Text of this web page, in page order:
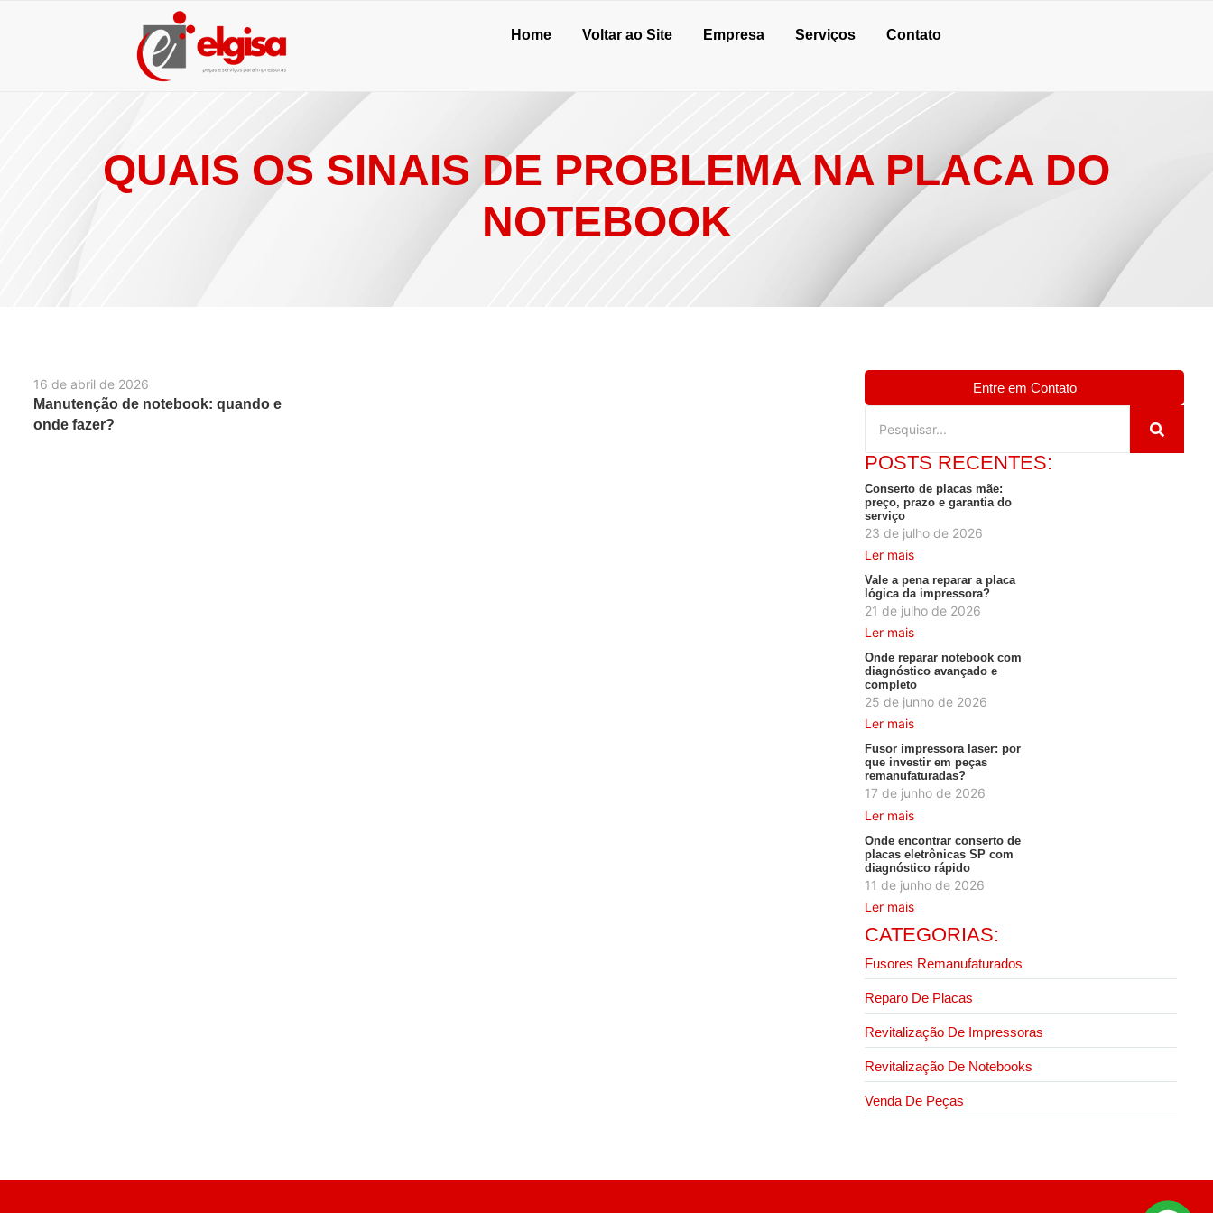
Home Voltar ao Site Empresa Serviços Contato
QUAIS OS SINAIS DE PROBLEMA NA PLACA DO
NOTEBOOK
16 de abril de 2026
Manutenção de notebook: quando e
onde fazer?
Entre em Contato
POSTS RECENTES:
Conserto de placas mãe:
preço, prazo e garantia do
serviço
23 de julho de 2026
Ler mais
Vale a pena reparar a placa
lógica da impressora?
21 de julho de 2026
Ler mais
Onde reparar notebook com
diagnóstico avançado e
completo
25 de junho de 2026
Ler mais
Fusor impressora laser: por
que investir em peças
remanufaturadas?
17 de junho de 2026
Ler mais
Onde encontrar conserto de
placas eletrônicas SP com
diagnóstico rápido
11 de junho de 2026
Ler mais
CATEGORIAS:
Fusores Remanufaturados
Reparo De Placas
Revitalização De Impressoras
Revitalização De Notebooks
Venda De Peças